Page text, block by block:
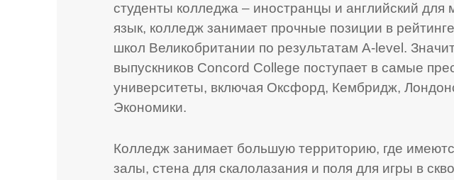
студенты колледжа – иностранцы и английский для
язык, колледж занимает прочные позиции в
школ Великобритании по результатам A-level.
выпускников Concord College поступает в самые
университеты, включая Оксфорд, Кембридж,
Экономики.
Колледж занимает большую территорию, где
залы, стена для скалолазания и поля для игры в